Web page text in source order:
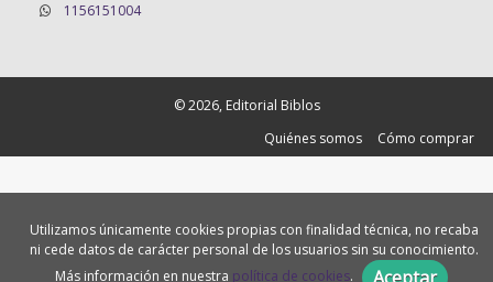
1156151004
© 2026, Editorial Biblos
Quiénes somos
Cómo comprar
Utilizamos únicamente cookies propias con finalidad técnica, no recaba
ni cede datos de carácter personal de los usuarios sin su conocimiento.
Más información en nuestra política de cookies.